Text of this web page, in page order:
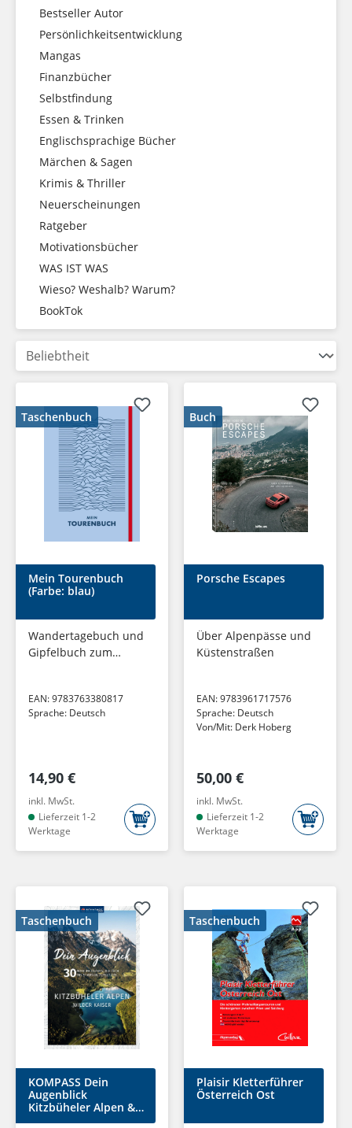
Bestseller Autor
Persönlichkeitsentwicklung
Mangas
Finanzbücher
Selbstfindung
Essen & Trinken
Englischsprachige Bücher
Märchen & Sagen
Krimis & Thriller
Neuerscheinungen
Ratgeber
Motivationsbücher
WAS IST WAS
Wieso? Weshalb? Warum?
BookTok
Taschenbuch
Mein Tourenbuch
(Farbe: blau)
Wandertagebuch und
Gipfelbuch zum
Outdoor-Sportarten
wie Wandern,
EAN:9783763380817
Sprache: Deutsch
14,90 €
inkl. MwSt.
Lieferzeit 1-2
Werktage
Buch
Porsche Escapes
Über Alpenpässe und
Küstenstraßen
EAN:9783961717576
Sprache: Deutsch
Von/Mit: Derk Hoberg
50,00 €
inkl. MwSt.
Lieferzeit 1-2
Werktage
Taschenbuch
KOMPASS Dein
Augenblick
Kitzbüheler Alpen &
Wilder Kaiser
Taschenbuch
Plaisir Kletterführer
Österreich Ost